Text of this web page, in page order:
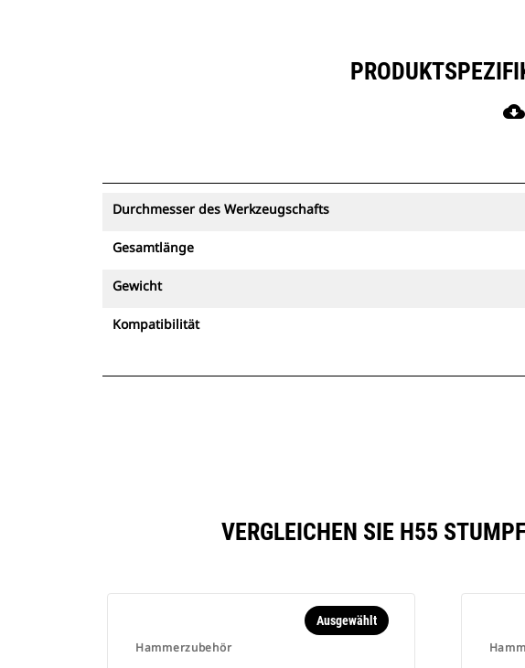
cloud_download
Durchmesser des Werkzeugschafts
Gesamtlänge
Gewicht
Kompatibilität
VERGLEICHEN SIE H55
Hammerzubehör
Ausgewählt